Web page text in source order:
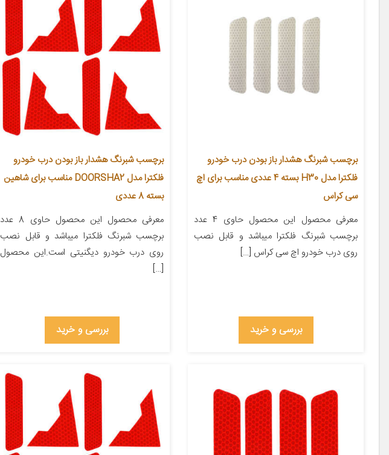
برچسب شبرنگ هشدار باز بودن درب خودرو
فلکترا مدل H30 بسته 4 عددی مناسب برای اچ
سی کراس
معرفی محصول این محصول حاوی 4 عدد
برچسب شبرنگ فلکترا میباشد و قابل نصب
روی درب خودرو اچ سی کراس […]
بررسی و خرید
برچسب شبرنگ هشدار باز بودن درب خودرو
فلکترا مدل DOORSHA2 مناسب برای شاهین
بسته 8 عددی
معرفی محصول این محصول حاوی 8 عدد
برچسب شبرنگ فلکترا میباشد و قابل نصب
روی درب خودرو دیگنیتی است.این محصول
[…]
بررسی و خرید